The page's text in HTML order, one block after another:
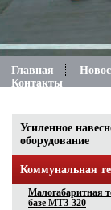
Главная
Контакты
Усиленное
оборудование
Коммунальная
Малогабаритная
базе МТЗ-320